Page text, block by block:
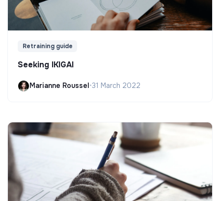
Retraining guide
Seeking IKIGAI
Marianne Roussel •31 March 2022